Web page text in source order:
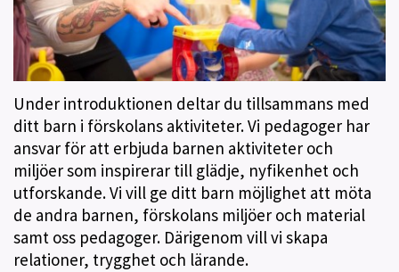
Under introduktionen deltar du tillsammans med
ditt barn i förskolans aktiviteter. Vi pedagoger har
ansvar för att erbjuda barnen aktiviteter och
miljöer som inspirerar till glädje, nyfikenhet och
utforskande. Vi vill ge ditt barn möjlighet att möta
de andra barnen, förskolans miljöer och material
samt oss pedagoger. Därigenom vill vi skapa
relationer, trygghet och lärande.